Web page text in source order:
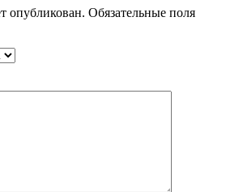
опубликован. Обязательные поля